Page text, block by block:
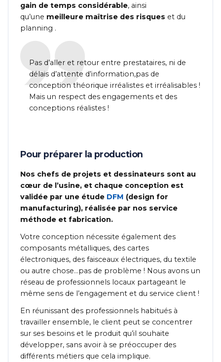
gain de temps considérable, ainsi
qu’une meilleure maîtrise des risques et du
planning .
Pas d’aller et retour entre prestataires, ni de
délais d’attente d’information,pas de
conception théorique irréalistes et irréalisables !
Mais un respect des engagements et des
conceptions réalistes !
Pour préparer la production
Nos chefs de projets et dessinateurs sont au
cœur de l’usine, et chaque conception est
validée par une étude DFM (design for
manufacturing), réalisée par nos service
méthode et fabrication.
Votre conception nécessite également des
composants métalliques, des cartes
électroniques, des faisceaux électriques, du textile
ou autre chose…pas de problème ! Nous avons un
réseau de professionnels locaux partageant le
même sens de l’engagement et du service client !
En réunissant des professionnels habitués à
travailler ensemble, le client peut se concentrer
sur ses besoins et le produit qu’il souhaite
développer, sans avoir à se préoccuper des
différents métiers que cela implique.